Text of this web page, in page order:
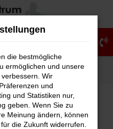
Showroom
die bestmögliche
ermöglichen und unsere
Wir
und
und Statistiken nur,
geben. Wenn Sie zu
Meinung ändern, können
die Zukunft widerrufen.